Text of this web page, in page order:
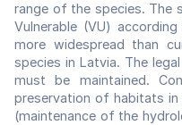
range of the species. The
Vulnerable (VU)
more widespread than
species in Latvia. The
must be maintained.
preservation of habitats in
(maintenance of the